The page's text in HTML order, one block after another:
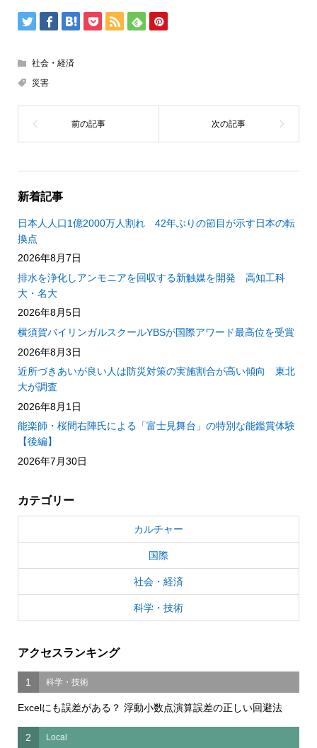
社会・経済
災害
新着記事
日本人人口1億2000万人割れ 42年ぶりの節目が示す日本の転
換点
2026年8月7日
排水を浄化しアンモニアを回収する新触媒を開発 高知工科
大・名大
2026年8月5日
横須賀バイリンガルスクールYBSが国際アワード最高位を受賞
2026年8月3日
近所づきあいが良い人は防災対策の実施割合が高い傾向 東北
大が調査
2026年8月1日
能楽師・桜間右陣氏による「富士見舞台」の特別な能鑑賞体験
【後編】
2026年7月30日
カテゴリー
カルチャー
国際
社会・経済
科学・技術
アクセスランキング
1 科学・技術
Excelにも誤差がある？ 浮動小数点演算誤差の正しい回避法
2 Local